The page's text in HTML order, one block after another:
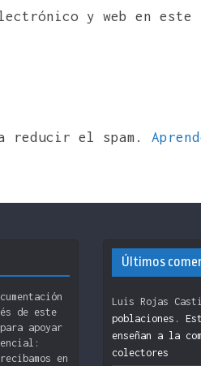
y web en este
reducir el spam.
de este
apoyar
en
Últimos
Luis Rojas
poblaciones.
enseñan a la
colectores